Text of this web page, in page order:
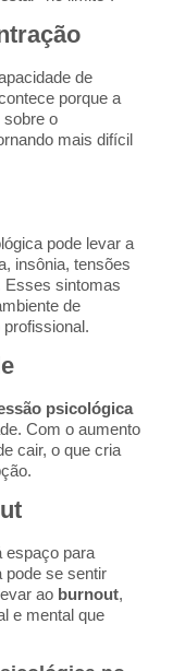
de
porque a
sobre o
mais difícil
pode levar a
insônia, tensões
Esses sintomas
de
psicológica
Com o aumento
cair, o que cria
espaço para
pode se sentir
ao burnout,
e mental que